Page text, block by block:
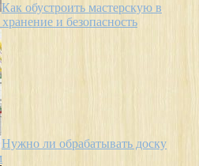
Как обустроить мастерскую в
и безопасность
Нужно ли обрабатывать доску